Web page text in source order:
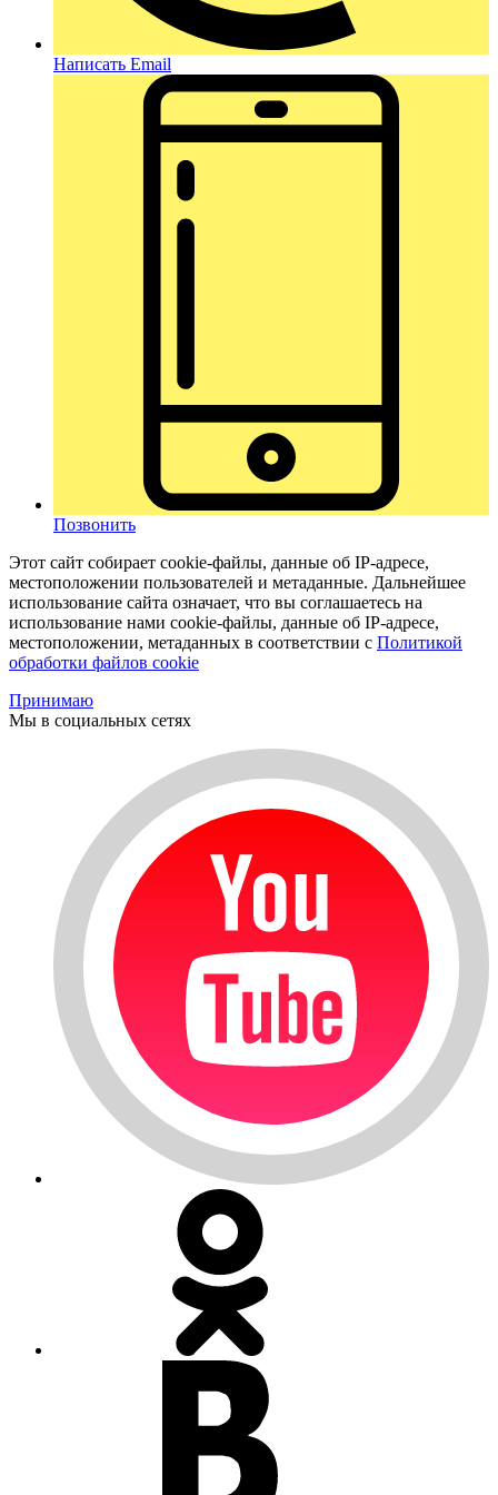
Написать Email
Позвонить
Этот сайт собирает cookie-файлы, данные об IP-адресе,
местоположении пользователей и метаданные. Дальнейшее
использование сайта означает, что вы соглашаетесь на
использование нами cookie-файлы, данные об IP-адресе,
местоположении, метаданных в соответствии с Политикой
обработки файлов cookie
Принимаю
Мы в социальных сетях